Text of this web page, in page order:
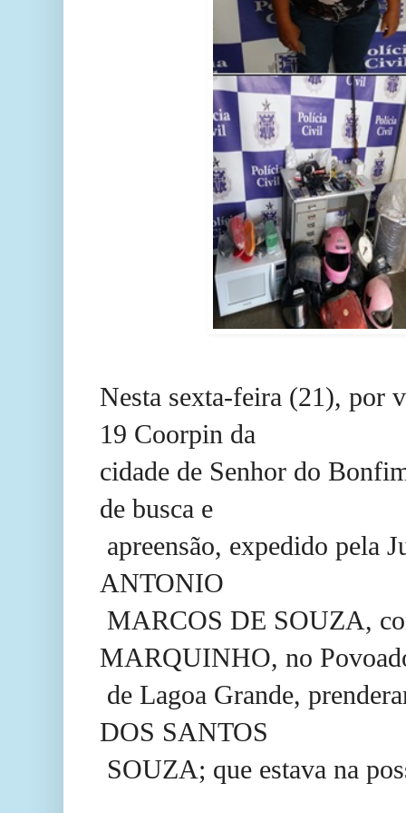
Nesta sexta-feira (21), por
19 Coorpin da
cidade de Senhor do
de busca e
apreensão, expedido pela
ANTONIO
MARCOS DE SOUZA,
MARQUINHO, no
de Lagoa Grande,
DOS SANTOS
SOUZA; que estava na